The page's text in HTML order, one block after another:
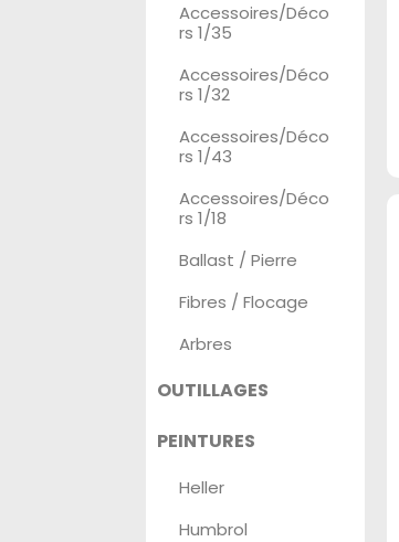
Accessoires/Déco
rs 1/35
Accessoires/Déco
rs 1/32
Accessoires/Déco
rs 1/43
Accessoires/Déco
rs 1/18
Ballast / Pierre
Fibres / Flocage
Arbres
OUTILLAGES
PEINTURES
Heller
Humbrol